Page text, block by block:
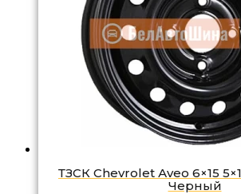
ТЗСК Chevrolet Аvео 6×15
Черный